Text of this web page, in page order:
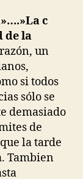
La c
de la
un
si todos
sólo se
demasiado
de
la tarde
Tambien